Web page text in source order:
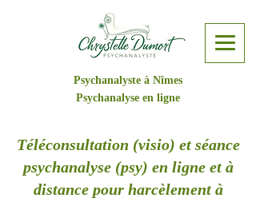
Psychanalyste à Nîmes
Psychanalyse en ligne
Téléconsultation (visio) et séance
psychanalyse (psy) en ligne et à
distance pour harcèlement à